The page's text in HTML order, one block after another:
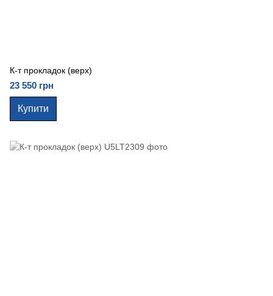
К-т прокладок (верх)
23 550 грн
Купити